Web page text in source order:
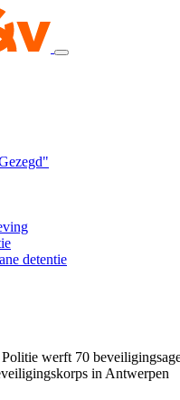
detentie
Politie werft 70
in Antwerpen